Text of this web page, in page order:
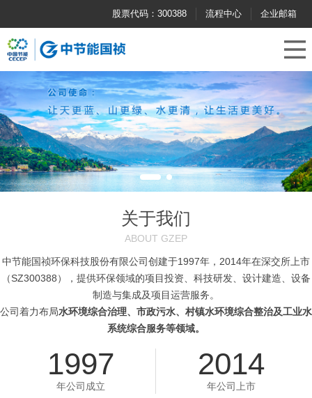
企业邮箱
流程中心
股票代码：300388
关于我们
ABOUT GZEP
中节能国祯环保科技股份有限公司创建于1997年，2014年在深交所上市
（SZ300388），提供环保领域的项目投资、科技研发、设计建造、设备
制造与集成及项目运营服务。
公司着力布局水环境综合治理、市政污水、村镇水环境综合整治及工业水
系统综合服务等领域。
1997
年公司成立
2014
年公司上市